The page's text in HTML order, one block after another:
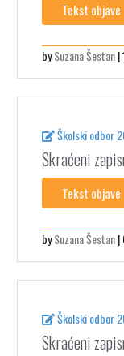
Tekst objave
bySuzana Šestan|
Školski odbor
Skraćeni
Tekst objave
bySuzana Šestan|
Školski odbor
Skraćeni